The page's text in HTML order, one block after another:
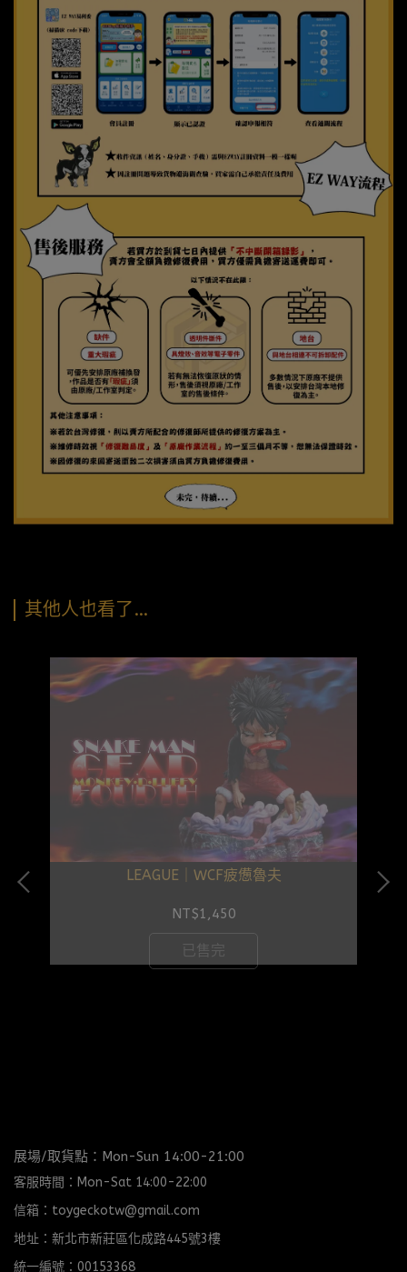
其他人也看了…
LEAGUE｜WCF疲憊魯夫
NT$1,450
已售完
展場/取貨點：Mon-Sun 14:00-21:00
客服時間：Mon-Sat 14:00-22:00
信箱：toygeckotw@gmail.com
地址：新北市新莊區化成路445號3樓
統一編號：00153368